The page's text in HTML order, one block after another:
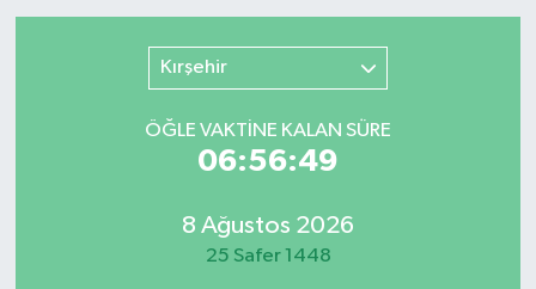
Kırşehir
ÖĞLE VAKTİNE KALAN SÜRE
06:56:49
8 Ağustos 2026
25 Safer 1448
Son Dakika Haberleri